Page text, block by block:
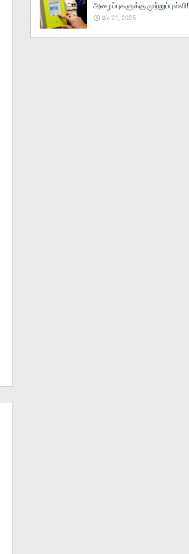
அழைப்புகளுக்கு முற்றுப்புள்ளி!
மே 21, 2025